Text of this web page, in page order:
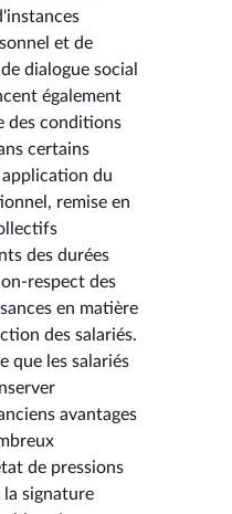
et de
dialogue social
également
des conditions
certains
du
remise en
des durées
respect des
en matière
des salariés.
que les salariés
avantages
de pressions
signature